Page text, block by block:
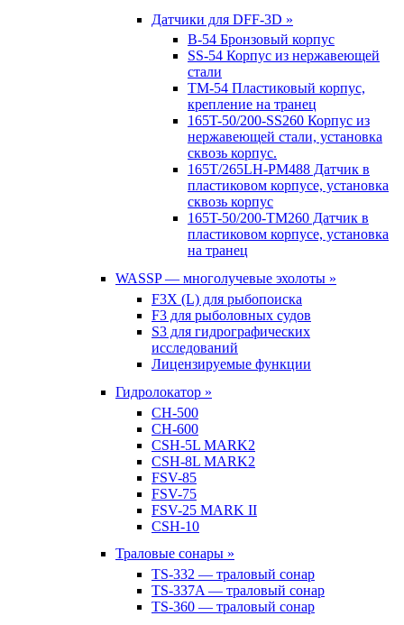
Датчики для DFF-3D »
B-54 Бронзовый корпус
SS-54 Корпус из нержавеющей
стали
TM-54 Пластиковый корпус,
крепление на транец
165T-50/200-SS260 Корпус из
нержавеющей стали, установка
сквозь корпус.
165T/265LH-PM488 Датчик в
пластиковом корпусе, установка
сквозь корпус
165T-50/200-TM260 Датчик в
пластиковом корпусе, установка
на транец
WASSP — многолучевые эхолоты »
F3X (L) для рыбопоиска
F3 для рыболовных судов
S3 для гидрографических
исследований
Лицензируемые функции
Гидролокатор »
CH-500
CH-600
CSH-5L MARK2
CSH-8L MARK2
FSV-85
FSV-75
FSV-25 MARK II
CSH-10
Траловые сонары »
TS-332 — траловый сонар
TS-337A — траловый сонар
TS-360 — траловый сонар